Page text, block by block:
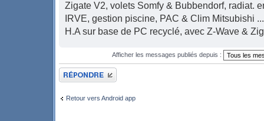
Zigate V2, volets Somfy & Bubbendorf, radiat.
IRVE, gestion piscine, PAC & Clim Mitsubishi ...
H.A sur base de PC recyclé, avec Z-Wave &
Afficher les messages publiés depuis :
Publier une réponse
Retour vers Android app